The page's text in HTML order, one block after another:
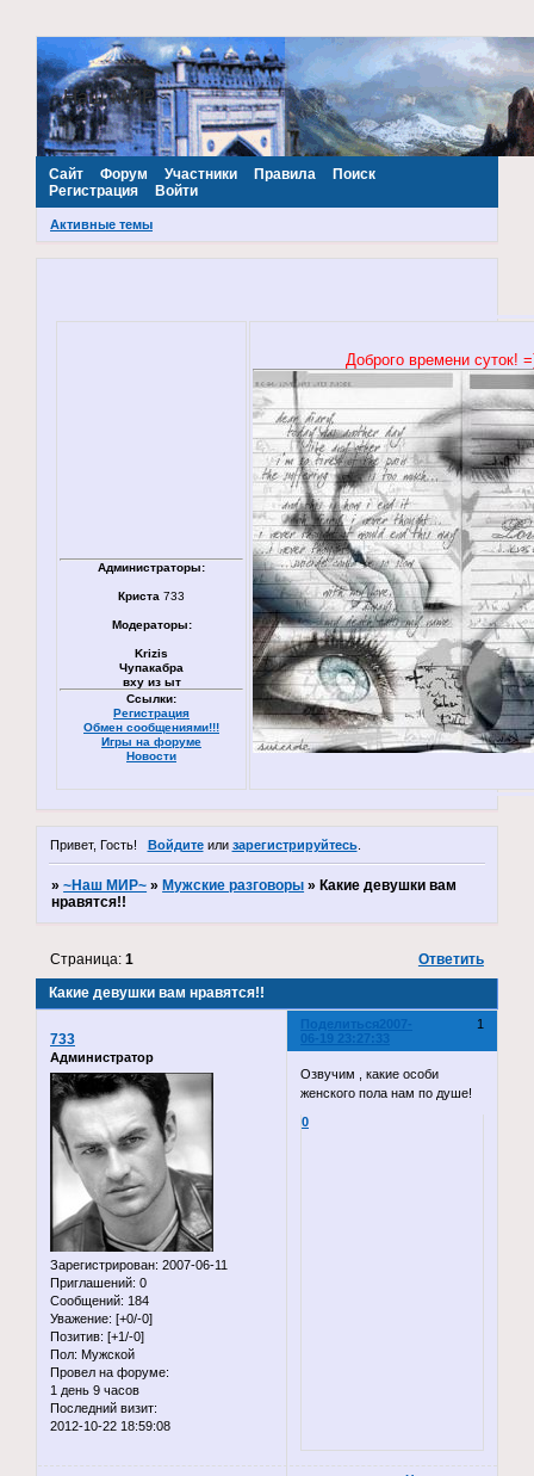
~Наш МИР~
Сайт Форум Участники Правила
Поиск
Регистрация
Войти
Активные темы
Администраторы:
Криста 733
Модераторы:
Krizis
Чупакабра
вху из ыт
Ссылки:
Регистрация
Обмен сообщениями!!!
Игры на форуме
Новости
Доброго времени суток!
Привет, Гость! Войдитеили зарегистрируйтесь.
»~Наш МИР~ » Мужские разговоры » Какие девушки вам
нравятся!!
Какие девушки вам нравятся!!
Страница:1 Ответить
Поделиться 1
2007-
06-19 23:27:33
733
Администратор
Зарегистрирован: 2007-06-11
Приглашений: 0
Сообщений: 184
Уважение: [+0/-0]
Позитив: [+1/-0]
Пол: Мужской
Провел на форуме:
1 день 9 часов
Последний визит:
2012-10-22 18:59:08
Озвучим , какие особи
женского пола нам по душе!
0